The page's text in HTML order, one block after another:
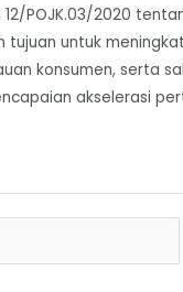
12/POJK.03/2020
tujuan untuk
konsumen, serta
akselerasi